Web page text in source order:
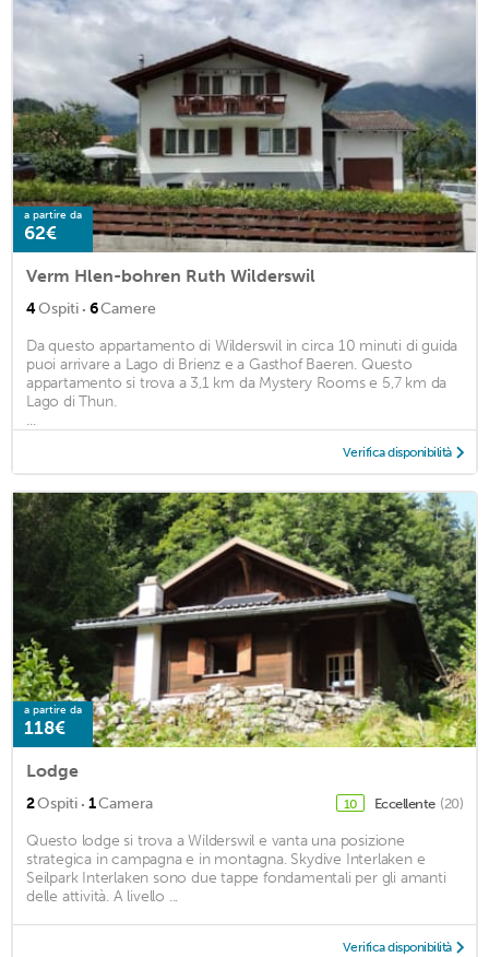
a partire da
62€
Verm Hlen-bohren Ruth Wilderswil
4Ospiti · 6Camere
Da questo appartamento di Wilderswil in circa 10 minuti di guida
puoi arrivare a Lago di Brienz e a Gasthof Baeren. Questo
appartamento si trova a 3,1 km da Mystery Rooms e 5,7 km da
Lago di Thun.
...
Verifica disponibilità
a partire da
118€
Lodge
2Ospiti · 1Camera 10 Eccellente (20)
Questo lodge si trova a Wilderswil e vanta una posizione
strategica in campagna e in montagna. Skydive Interlaken e
Seilpark Interlaken sono due tappe fondamentali per gli amanti
delle attività. A livello ...
Verifica disponibilità